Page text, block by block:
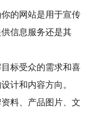
的网站是用于宣传
信息服务还是其
目标受众的需求和喜
计和内容方向。
料、产品图片、文